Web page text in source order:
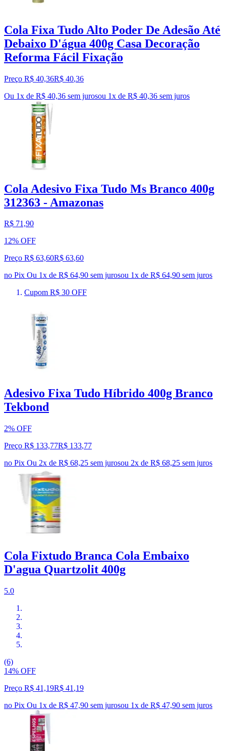
Cola Fixa Tudo Alto Poder De Adesão Até
Debaixo D'água 400g Casa Decoração
Reforma Fácil Fixação
Preço R$ 40,36R$ 40,36
Ou 1x de R$ 40,36 sem jurosou 1x de R$ 40,36 sem juros
Cola Adesivo Fixa Tudo Ms Branco 400g
312363 - Amazonas
R$ 71,90
12% OFF
Preço R$ 63,60R$ 63,60
no Pix Ou 1x de R$ 64,90 sem jurosou 1x de R$ 64,90 sem juros
Cupom R$ 30 OFF
Adesivo Fixa Tudo Híbrido 400g Branco
Tekbond
2% OFF
Preço R$ 133,77R$ 133,77
no Pix Ou 2x de R$ 68,25 sem jurosou 2x de R$ 68,25 sem juros
Cola Fixtudo Branca Cola Embaixo
D'agua Quartzolit 400g
5.0
(6)
14% OFF
Preço R$ 41,19R$ 41 ,19
no Pix Ou 1x de R$ 47,90 sem jurosou 1x de R$ 47,90 sem juros